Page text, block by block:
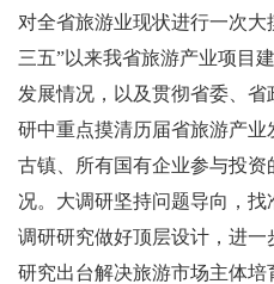
对全省旅游业现状进行一次
三五”以来我省旅游产业项目
发展情况，以及贯彻省委、
研中重点摸清历届省旅游产
古镇、所有国有企业参与投
况。大调研坚持问题导向，
调研研究做好顶层设计，进一
研究出台解决旅游市场主体